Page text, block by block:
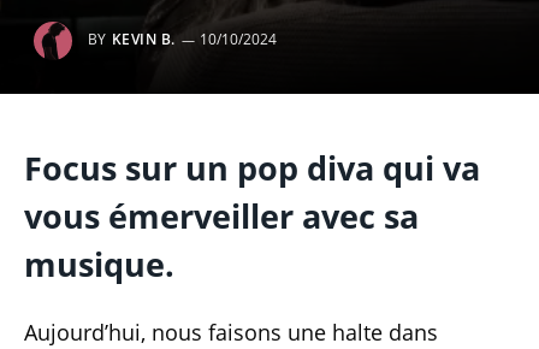
BY KEVIN B. 10/10/2024
Focus sur un pop diva qui va
vous émerveiller avec sa
musique.
Aujourd’hui, nous faisons une halte dans